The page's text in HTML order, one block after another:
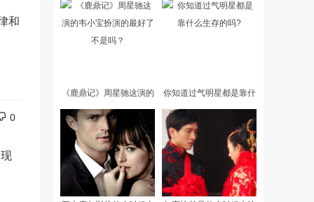
和
0
《鹿鼎记》周星驰这演的
韦小宝扮演的最好了不是
吗？
你知道过气明星都是靠什
么生存的吗?